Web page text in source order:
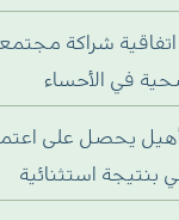
شراكة
في الأحساء
يحصل على
استثنائية